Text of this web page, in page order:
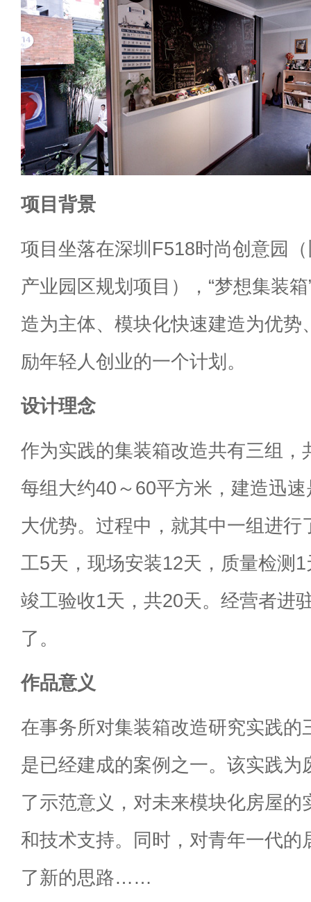
项目背景
项目坐落在深圳F518时尚创意园
产业园区规划项目），“梦想集装
造为主体、模块化快速建造为优势
励年轻人创业的一个计划。
设计理念
作为实践的集装箱改造共有三组，
每组大约40～60平方米，建造迅
大优势。过程中，就其中一组进行
工5天，现场安装12天，质量检测
竣工验收1天，共20天。经营者进
了。
作品意义
在事务所对集装箱改造研究实践的
是已经建成的案例之一。该实践为
了示范意义，对未来模块化房屋的
和技术支持。同时，对青年一代的
了新的思路……